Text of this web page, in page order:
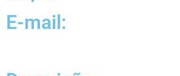
E-mail: